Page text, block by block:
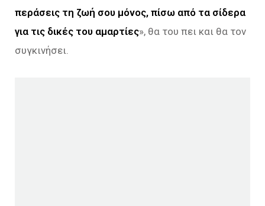
περάσεις τη ζωή σου μόνος, πίσω από τα σίδερα
για τις δικές του αμαρτίες», θα του πει και θα τον
συγκινήσει.